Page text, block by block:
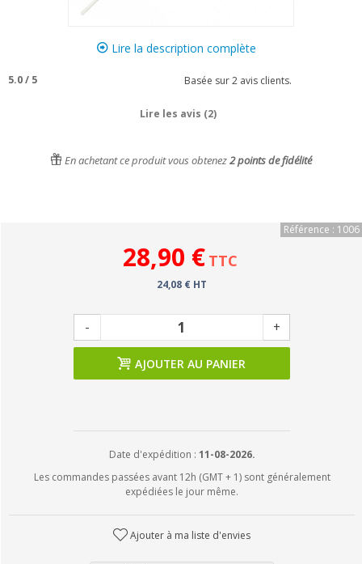
Lire la description complète
5.0/ 5 Basée sur2 avis clients.
Lire les avis (2)
En achetant ce produit vous obtenez2points de fidélité
Référence : 1006
28,90 € TTC
24,08 € HT
- +
AJOUTER AU PANIER
Date d'expédition : 11-08-2026.
Les commandes passées avant 12h (GMT + 1) sont généralement
expédiées le jour même.
Ajouter à ma liste d'envies